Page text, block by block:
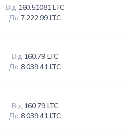
Від 160.51081 LTC
До 7 222.99 LTC
Від 160.79 LTC
До 8 039.41 LTC
Від 160.79 LTC
До 8 039.41 LTC